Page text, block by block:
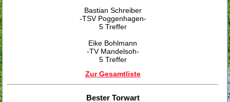
Bastian Schreiber
-TSV Poggenhagen-
5 Treffer
Eike Bohlmann
-TV Mandelsoh-
5 Treffer
Zur Gesamtliste
Bester Torwart